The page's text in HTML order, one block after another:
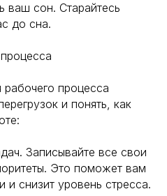
ваш сон. Старайтесь
до сна.
рабочего процесса
и понять, как
Записывайте все свои
Это поможет вам
и снизит уровень стресса.